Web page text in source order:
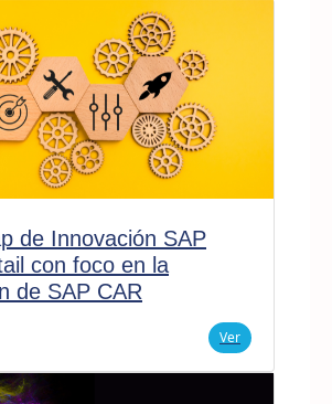
de Innovación SAP
con foco en la
de SAP CAR
Ver